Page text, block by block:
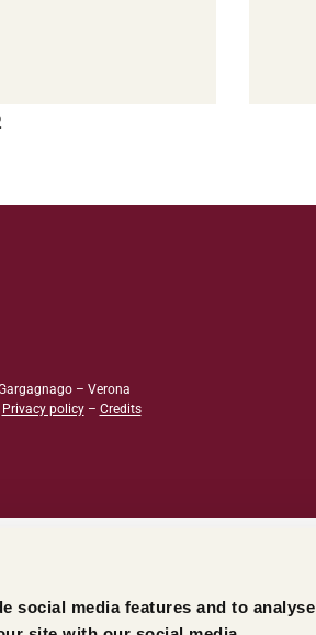
social media features and to analyse
– Verona
Privacy policy– Credits